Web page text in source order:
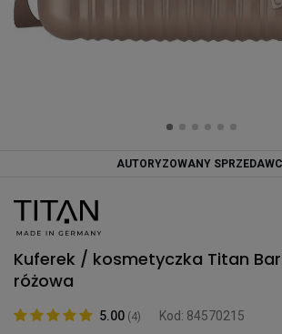
AUTORYZOWANY
Kuferek / kosmetyczka Titan
różowa
5.00 (4) Kod: 84570215